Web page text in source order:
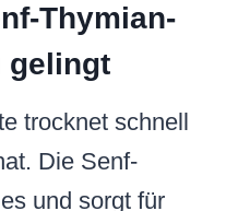
Thymian-
gelingt
trocknet schnell
Die Senf-
und sorgt für